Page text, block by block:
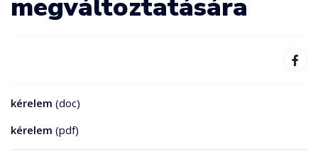
megváltoztatására
kérelem (doc)
kérelem (pdf)